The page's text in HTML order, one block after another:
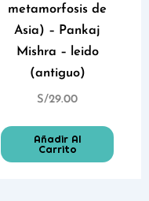
metamorfosis de
Asia) – Pankaj
Mishra – leido
(antiguo)
S/29.00
Añadir Al
Carrito